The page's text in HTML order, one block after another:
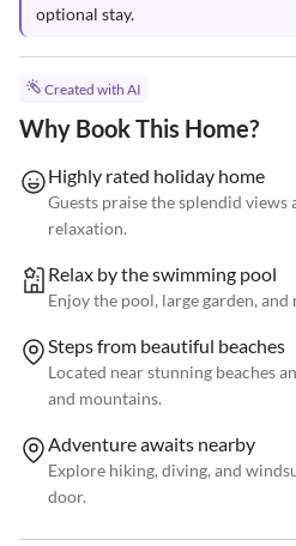
optional stay.
Created with AI
Why Book This Home?
Highly rated holiday home
Guests praise the splendid
relaxation.
Relax by the swimming pool
Enjoy the pool, large garden,
Steps from beautiful beaches
Located near stunning beaches
and mountains.
Adventure awaits nearby
Explore hiking, diving, and
door.